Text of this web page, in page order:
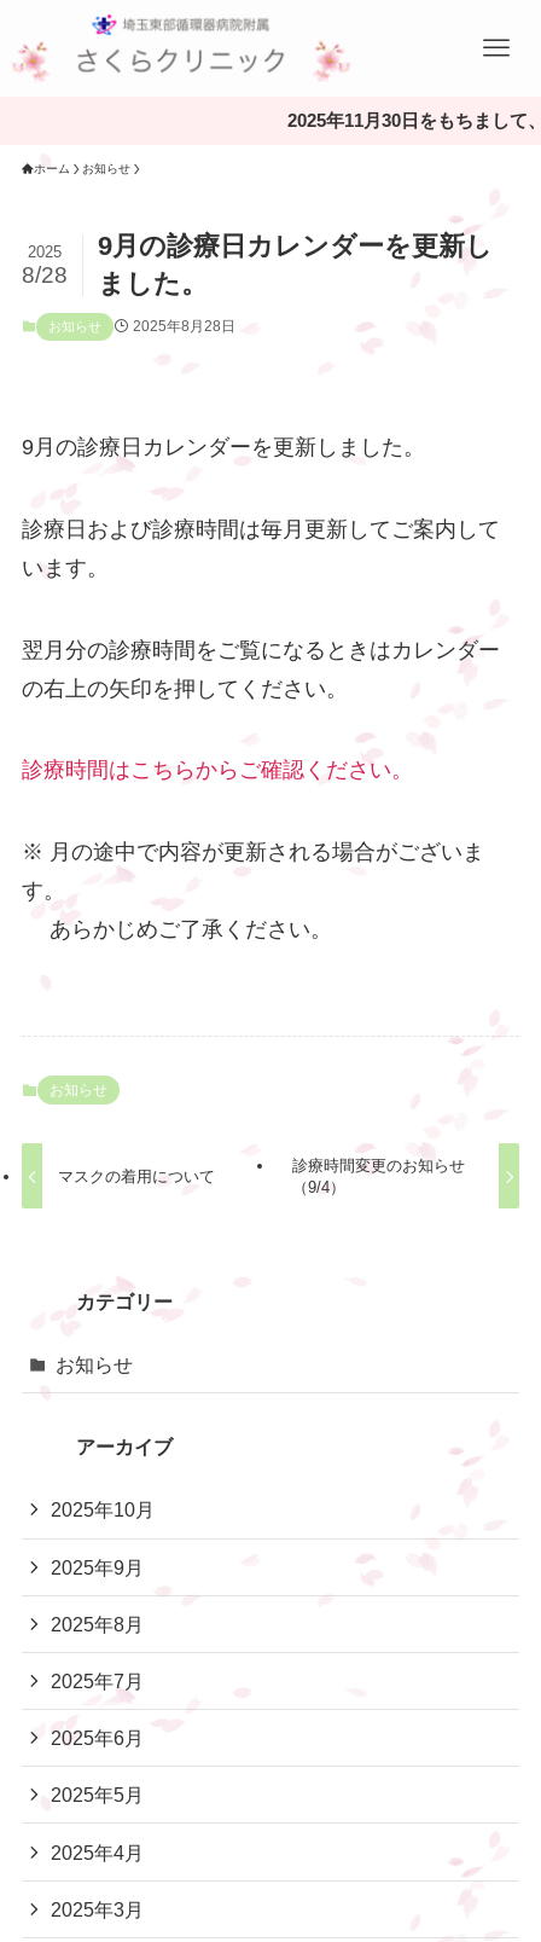
2025年11月30日をもちまして
ホーム お知らせ
9月の診療日カレンダーを更新し
ました。
2025
8/28
お知らせ 2025年8月28日
9月の診療日カレンダーを更新しました。
診療日および診療時間は毎月更新してご案内して
います。
翌月分の診療時間をご覧になるときはカレンダー
の右上の矢印を押してください。
診療時間はこちらからご確認ください。
※ 月の途中で内容が更新される場合がございま
す。
あらかじめご了承ください。
お知らせ
マスクの着用について
診療時間変更のお知らせ
（9/4）
カテゴリー
お知らせ
アーカイブ
2025年10月
2025年9月
2025年8月
2025年7月
2025年6月
2025年5月
2025年4月
2025年3月